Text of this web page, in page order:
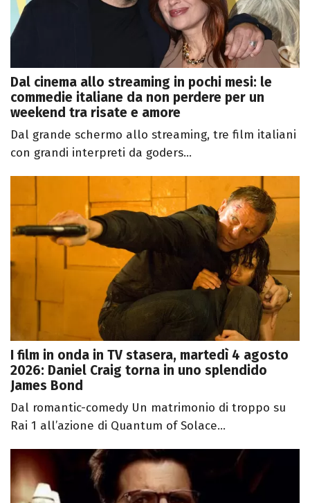
Dal cinema allo streaming in pochi mesi: le
commedie italiane da non perdere per un
weekend tra risate e amore
Dal grande schermo allo streaming, tre film italiani
con grandi interpreti da goders...
I film in onda in TV stasera, martedì 4 agosto
2026: Daniel Craig torna in uno splendido
James Bond
Dal romantic-comedy Un matrimonio di troppo su
Rai 1 all’azione di Quantum of Solace...